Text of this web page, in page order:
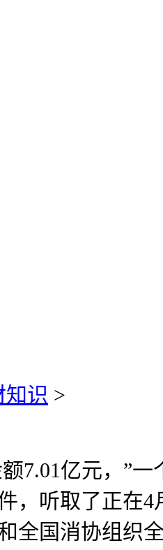
知识 >
亿元，”一
，听取了正在
全国消协组织